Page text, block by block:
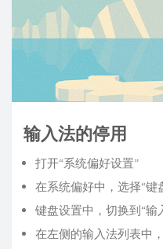
输入法的停用
打开“系统偏好设置”
在系统偏好中，选择“键
键盘设置中，切换到“输
在左侧的输入法列表中